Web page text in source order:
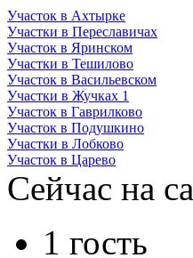
Участок в Ахтырке
Участки в Переславичах
Участок в Яринском
Участки в Тешилово
Участок в Васильевском
Участки в Жучках 1
Участок в Гаврилково
Участок в Подушкино
Участки в Лобково
Участок в Царево
Сейчас на
1 гость